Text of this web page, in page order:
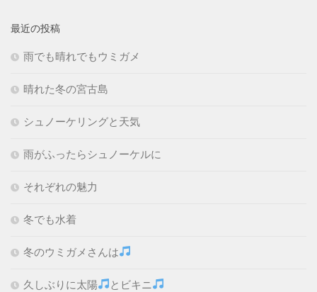
最近の投稿
雨でも晴れでもウミガメ
晴れた冬の宮古島
シュノーケリングと天気
雨がふったらシュノーケルに
それぞれの魅力
冬でも水着
冬のウミガメさんは
久しぶりに太陽 とビキニ